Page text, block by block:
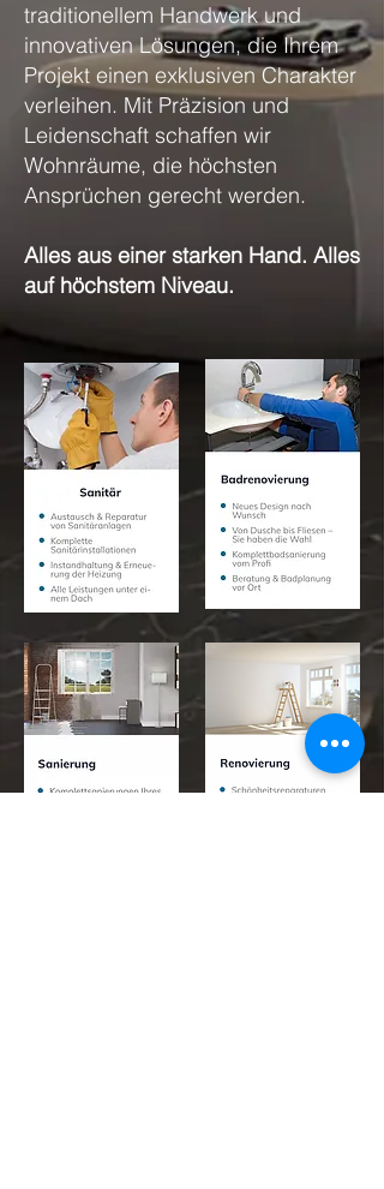
traditionellem Handwerk und
innovativen Lösungen, die Ihrem
Projekt einen exklusiven Charakter
verleihen. Mit Präzision und
Leidenschaft schaffen wir
Wohnräume, die höchsten
Ansprüchen gerecht werden.
Alles aus einer starken Hand. Alles
auf höchstem Niveau.